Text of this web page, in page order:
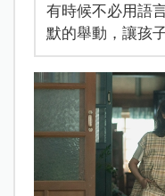
有時候不必用語
默的舉動，讓孩